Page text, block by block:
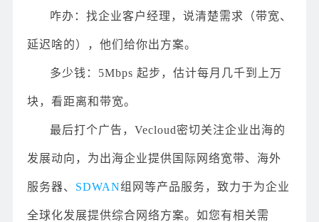
咋办：找企业客户经理，说清楚需求（带宽、
延迟啥的），他们给你出方案。
多少钱：5Mbps 起步，估计每月几千到上万
块，看距离和带宽。
最后打个广告，Vecloud密切关注企业出海的
发展动向，为出海企业提供国际网络宽带、海外
服务器、 SDWAN组网等产品服务，致力于为企业
全球化发展提供综合网络方案。如您有相关需